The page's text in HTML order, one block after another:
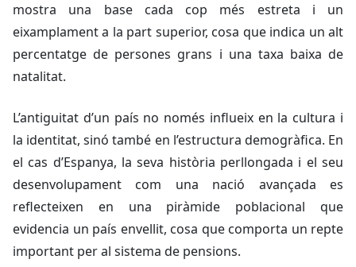
mostra una base cada cop més estreta i un
eixamplament a la part superior, cosa que indica un alt
percentatge de persones grans i una taxa baixa de
natalitat.
L’antiguitat d’un país no només influeix en la cultura i
la identitat, sinó també en l’estructura demogràfica. En
el cas d’Espanya, la seva història perllongada i el seu
desenvolupament com una nació avançada es
reflecteixen en una piràmide poblacional que
evidencia un país envellit, cosa que comporta un repte
important per al sistema de pensions.